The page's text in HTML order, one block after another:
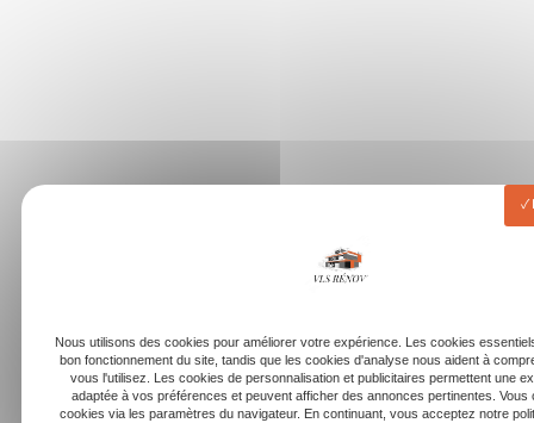
Nous utilisons des cookies pour améliorer votre expérience. Les cookies
bon fonctionnement du site, tandis que les cookies d'analyse nous aident à
vous l'utilisez. Les cookies de personnalisation et publicitaires permettent une
adaptée à vos préférences et peuvent afficher des annonces pertinentes. Vous
cookies via les paramètres du navigateur. En continuant, vous acceptez notre